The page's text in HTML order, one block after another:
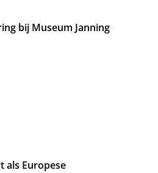
bij Museum Janning
als Europese